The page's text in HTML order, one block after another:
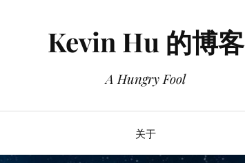
Kevin Hu 的博客
A Hungry Fool
关于